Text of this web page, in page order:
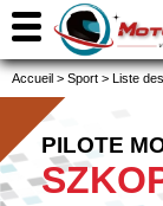
Accueil > Sport > Liste
PILOTE